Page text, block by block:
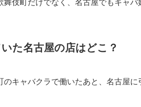
伎町だけでなく、名古屋でもキャバ
た名古屋の店はどこ？
のキャバクラで働いたあと、名古屋